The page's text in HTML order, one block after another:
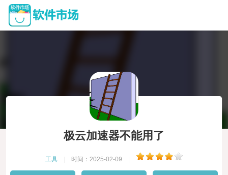
极云加速器不能用了
工具 时间：2025-02-09